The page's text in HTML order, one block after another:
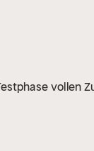
vollen